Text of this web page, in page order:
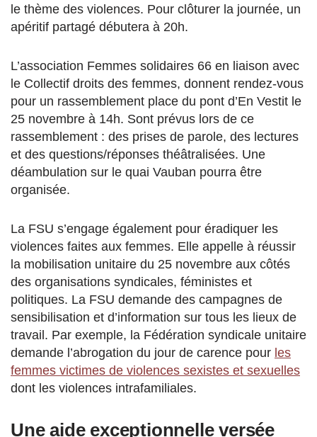
le thème des violences. Pour clôturer la journée, un
apéritif partagé débutera à 20h.
L’association Femmes solidaires 66 en liaison avec
le Collectif droits des femmes, donnent rendez-vous
pour un rassemblement place du pont d’En Vestit le
25 novembre à 14h. Sont prévus lors de ce
rassemblement : des prises de parole, des lectures
et des questions/réponses théâtralisées. Une
déambulation sur le quai Vauban pourra être
organisée.
La FSU s’engage également pour éradiquer les
violences faites aux femmes. Elle appelle à réussir
la mobilisation unitaire du 25 novembre aux côtés
des organisations syndicales, féministes et
politiques. La FSU demande des campagnes de
sensibilisation et d’information sur tous les lieux de
travail. Par exemple, la Fédération syndicale unitaire
demande l’abrogation du jour de carence pour les
femmes victimes de violences sexistes et sexuelles
dont les violences intrafamiliales.
Une aide exceptionnelle versée